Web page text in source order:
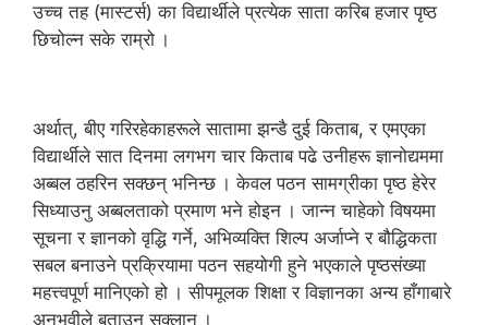
उच्च तह (मास्टर्स) का विद्यार्थीले प्रत्येक साता करिब हजार पृष्ठ
छिचोल्न सके राम्रो ।
अर्थात्, बीए गरिरहेकाहरूले सातामा झन्डै दुई किताब, र एमएका
विद्यार्थीले सात दिनमा लगभग चार किताब पढे उनीहरू ज्ञानोद्यममा
अब्बल ठहरिन सक्छन् भनिन्छ । केवल पठन सामग्रीका पृष्ठ हेरेर
सिध्याउनु अब्बलताको प्रमाण भने होइन । जान्न चाहेको विषयमा
सूचना र ज्ञानको वृद्धि गर्ने, अभिव्यक्ति शिल्प अर्जाप्ने र बौद्धिकता
सबल बनाउने प्रक्रियामा पठन सहयोगी हुने भएकाले पृष्ठसंख्या
महत्त्वपूर्ण मानिएको हो । सीपमूलक शिक्षा र विज्ञानका अन्य हाँगाबारे
अनुभवीले बताउन सक्लान् ।